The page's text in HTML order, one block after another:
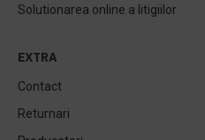
Solutionarea online a litigiilor
EXTRA
Contact
Returnari